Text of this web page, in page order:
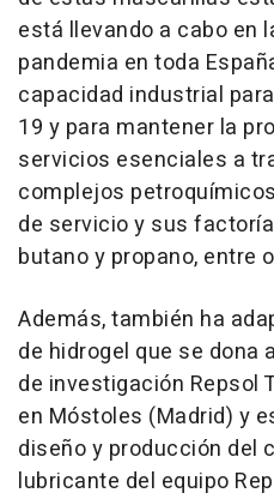
está llevando a cabo en
pandemia en toda
capacidad industrial
19 y para mantener la
servicios esenciales a
complejos
de servicio y sus
butano y propano, entre
Además, también ha
de hidrogel que se
de investigación Repsol
en Móstoles (Madrid) y
diseño y producción del
lubricante del equipo